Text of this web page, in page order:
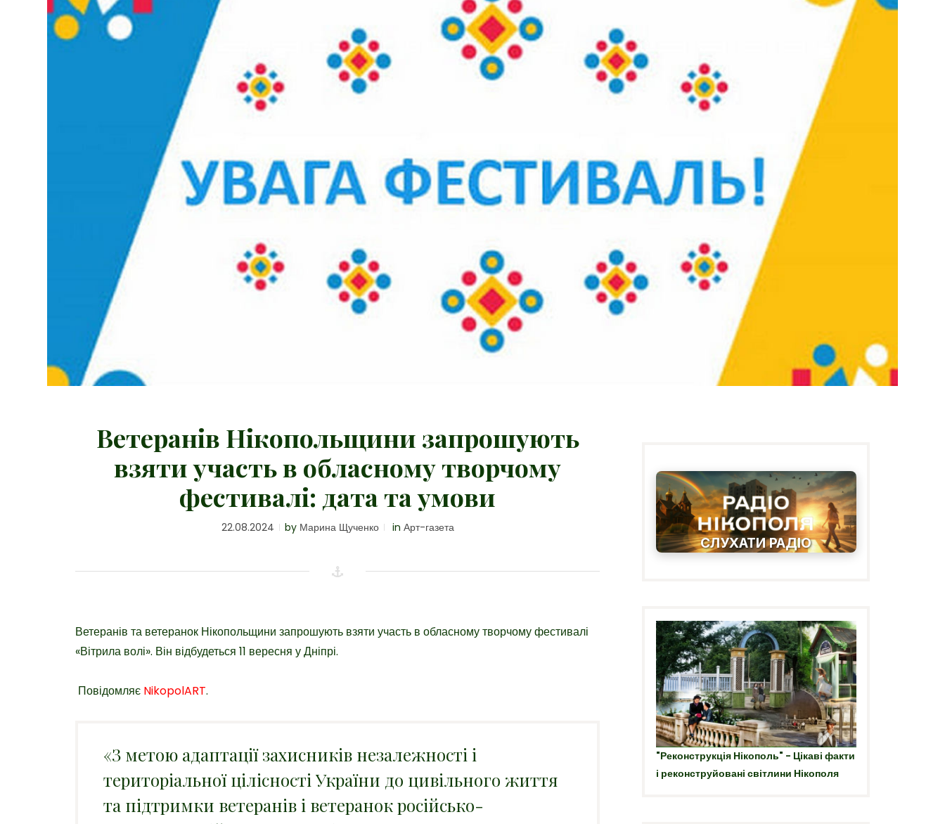
Ветеранів Нікопольщини запрошують
взяти участь в обласному творчому
фестивалі: дата та умови
22.08.2024 by Марина Щученко in Арт-газета
Ветеранів та ветеранок Нікопольщини запрошують взяти участь в обласному творчому фестивалі
«Вітрила волі». Він відбудеться 11 вересня у Дніпрі.
Повідомляє NikopolART.
«З метою адаптації захисників незалежності і
територіальної цілісності України до цивільного життя
та підтримки ветеранів і ветеранок російсько-
СЛУХАТИ РАДІО
"Реконструкція Нікополь" - Цікаві факти
і реконструйовані світлини Нікополя